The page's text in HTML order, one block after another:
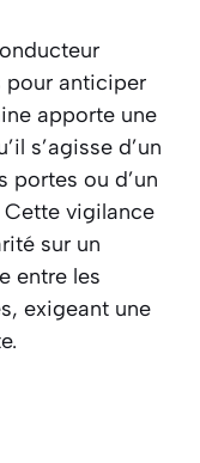
pour anticiper
apporte une
s’agisse d’un
portes ou d’un
Cette vigilance
sur un
entre les
exigeant une